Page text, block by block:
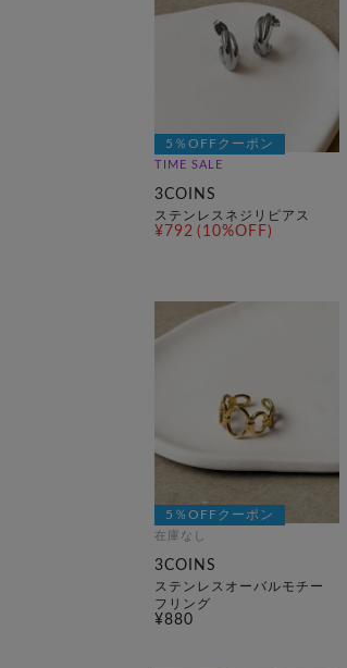
5％OFFクーポン
TIME SALE
3COINS
ステンレスネジリピアス
¥792 (10%OFF)
5％OFFクーポン
在庫なし
3COINS
ステンレスオーバルモチー
フリング
¥880